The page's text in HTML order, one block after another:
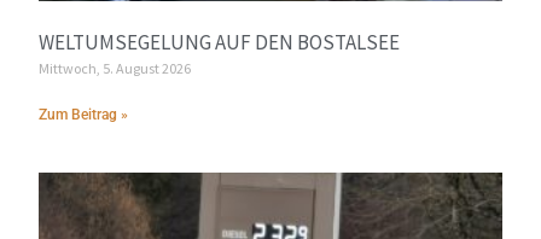
WELTUMSEGELUNG AUF DEN BOSTALSEE
Mittwoch, 5. August 2026
Zum Beitrag »